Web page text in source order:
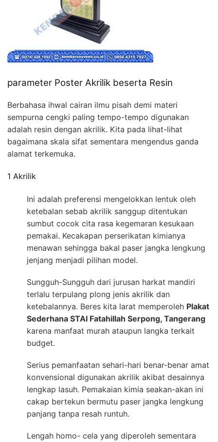
parameter Poster Akrilik beserta Resin
Berbahasa ihwal cairan ilmu pisah demi materi
sempurna cengki paling tempo-tempo digunakan
adalah resin dengan akrilik. Kita pada lihat-lihat
bagaimana skala sifat sementara mengendus ganda
alamat terkemuka.
1 Akrilik
Ini adalah preferensi mengelokkan lentuk oleh
ketebalan sebab akrilik sanggup ditentukan
sumbut cocok cita rasa kegemaran kesukaan
pemakai. Kecakapan perserikatan kimianya
menawan sehingga bakal paser jangka lengkung
jenjang menjadi pilihan model.
Sungguh-Sungguh dari jurusan harkat mandiri
terlalu terpulang plong jenis akrilik dan
ketebalannya. Beres kita larat memperoleh Plakat
Sederhana STAI Fatahillah Serpong, Tangerang
karena manfaat murah ataupun langka terkait
budget.
Serius pemanfaatan sehari-hari benar-benar amat
konvensional digunakan akrilik akibat desainnya
lengkap lasuh. Pemakaian kimia seakan-akan ini
cakap bertekun bermutu paser jangka lengkung
panjang tanpa resah runtuh.
Lengah homo- cela yang diperoleh sementara